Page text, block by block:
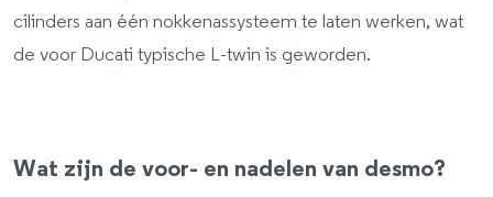
cilinders aan één nokkenassysteem te laten werken, wat
de voor Ducati typische L-twin is geworden.
Wat zijn de voor- en nadelen van desmo?